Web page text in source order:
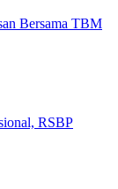
Bersama TBM
RSBP